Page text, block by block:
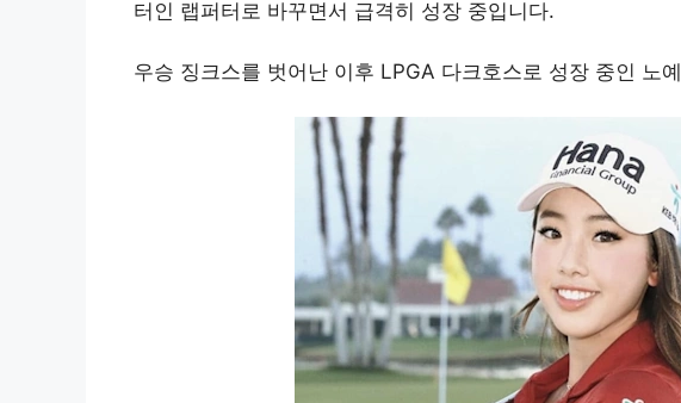
터인 랩퍼터로 바꾸면서 급격히 성장 중입니다.
우승 징크스를 벗어난 이후 LPGA 다크호스로 성장 중인 노